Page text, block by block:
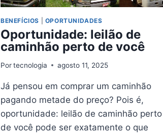
BENEFÍCIOS OPORTUNIDADES
Oportunidade: leilão de
caminhão perto de você
Por tecnologia agosto 11, 2025
Já pensou em comprar um caminhão
pagando metade do preço? Pois é,
oportunidade: leilão de caminhão perto
de você pode ser exatamente o que